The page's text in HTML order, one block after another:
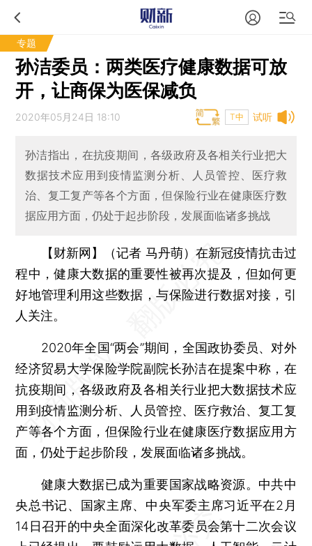
专题
孙洁委员：两类医疗健康数据可放
开，让商保为医保减负
试听
2020年05月24日 18:10 T中
孙洁指出，在抗疫期间，各级政府及各相关行业把大
数据技术应用到疫情监测分析、人员管控、医疗救
治、复工复产等各个方面，但保险行业在健康医疗数
据应用方面，仍处于起步阶段，发展面临诸多挑战
【财新网】（记者 马丹萌） 在新冠疫情抗击过
程中，健康大数据的重要性被再次提及，但如何更
好地管理利用这些数据，与保险进行数据对接，引
人关注。
2020年全国“两会”期间，全国政协委员、对外
经济贸易大学保险学院副院长孙洁在提案中称，在
抗疫期间，各级政府及各相关行业把大数据技术应
用到疫情监测分析、人员管控、医疗救治、复工复
产等各个方面，但保险行业在健康医疗数据应用方
面，仍处于起步阶段，发展面临诸多挑战。
健康大数据已成为重要国家战略资源。中共中
央总书记、国家主席、中央军委主席习近平在2月
14日召开的中央全面深化改革委员会第十二次会议